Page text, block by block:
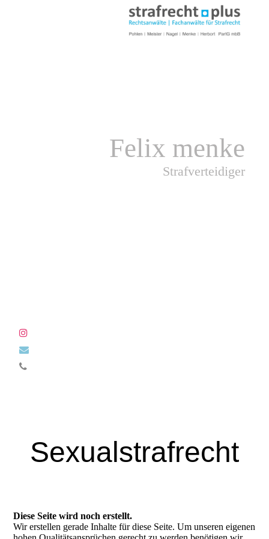
Felix menke
Strafverteidiger
Sexualstrafrecht
Diese Seite wird noch erstellt.
Wir erstellen gerade Inhalte für diese Seite. Um unseren eigenen